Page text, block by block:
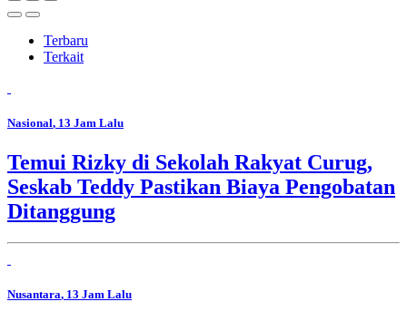
Terbaru
Terkait
Nasional, 13 Jam Lalu
Temui Rizky di Sekolah Rakyat Curug,
Seskab Teddy Pastikan Biaya Pengobatan
Ditanggung
Nusantara, 13 Jam Lalu